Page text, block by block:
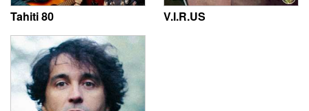
Tahiti 80 V.I.R.US